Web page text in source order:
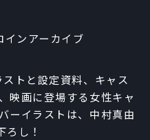
インアーカイブ
トと設定資料、キャス
映画に登場する女性キャ
ーイラストは、中村真由
し！